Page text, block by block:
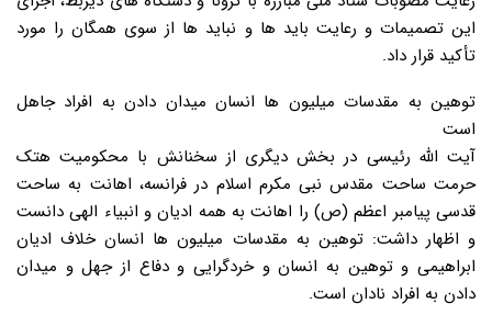
این تصمیمات و رعایت باید ها و نباید ها از سوی همگان را مورد
تأکید قرار داد.
توهین به مقدسات میلیون ها انسان میدان دادن به افراد جاهل
است
آیت الله رئیسی در بخش دیگری از سخنانش با محکومیت هتک
حرمت ساحت مقدس نبی مکرم اسلام در فرانسه، اهانت به ساحت
قدسی پیامبر اعظم (ص) را اهانت به همه ادیان و انبیاء الهی دانست
و اظهار داشت: توهین به مقدسات میلیون ها انسان خلاف ادیان
ابراهیمی و توهین به انسان و خردگرایی و دفاع از جهل و میدان
دادن به افراد نادان است.